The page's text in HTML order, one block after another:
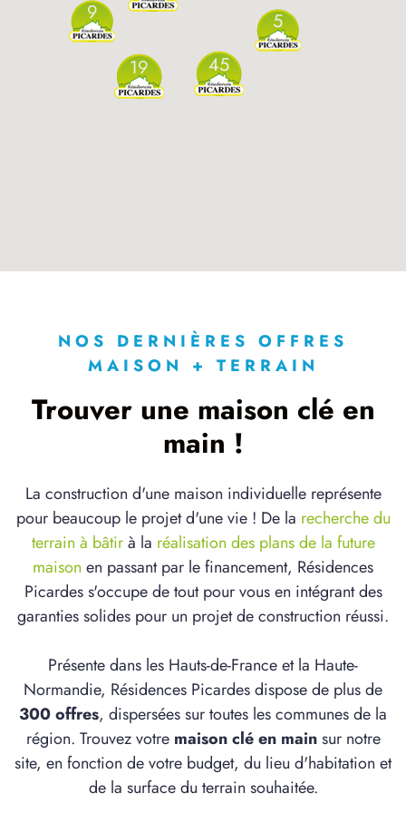
45
19
9 5
NOS DERNIÈRES OFFRES
MAISON + TERRAIN
Trouver une maison clé en
main !
La construction d'une maison individuelle représente
pour beaucoup le projet d'une vie ! De la recherche du
terrain à bâtirà la réalisation des plans de la future
maison en passant par le financement, Résidences
Picardes s'occupe de tout pour vous en intégrant des
garanties solides pour un projet de construction réussi.
Présente dans les Hauts-de-France et la Haute-
Normandie, Résidences Picardes dispose de plus de
300 offres, dispersées sur toutes les communes de la
région. Trouvez votre maison clé en mainsur notre
site, en fonction de votre budget, du lieu d'habitation et
de la surface du terrain souhaitée.